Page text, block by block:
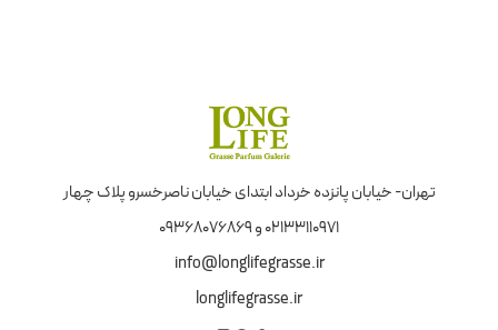
تهران- خیابان پانزده خرداد ابتدای خیابان ناصرخسرو پلاک چهار
02133110971 و 09368076869
info@longlifegrasse.ir
longlifegrasse.ir